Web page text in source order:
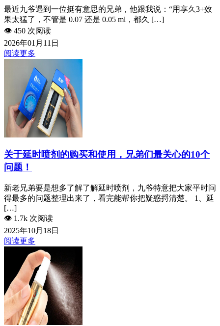
最近九爷遇到一位挺有意思的兄弟，他跟我说：“用享久3+效
果太猛了，不管是 0.07 还是 0.05 ml，都久 […]
👁️ 450 次阅读
2026年01月11日
阅读更多
关于延时喷剂的购买和使用，兄弟们最关心的10个
问题！
新老兄弟要是想多了解了解延时喷剂，九爷特意把大家平时问
得最多的问题整理出来了，看完能帮你把疑惑捋清楚。 1、延
[…]
👁️ 1.7k 次阅读
2025年10月18日
阅读更多